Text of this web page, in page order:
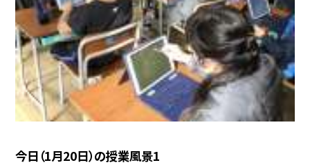
今日（1月20日）の授業風景1